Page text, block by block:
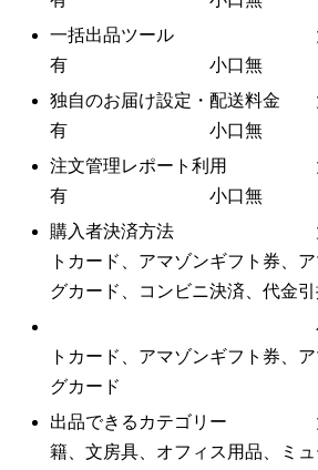
一括出品ツール
有 小口無
独自のお届け設定・配送料金
有 小口無
注文管理レポート利用
有 小口無
購入者決済方法 大
トカード、アマゾンギフト券、
グカード、コンビニ決済、代金
小口 ク
トカード、アマゾンギフト券、
グカード
出品できるカテゴリー
籍、文房具、オフィス用品、ミ